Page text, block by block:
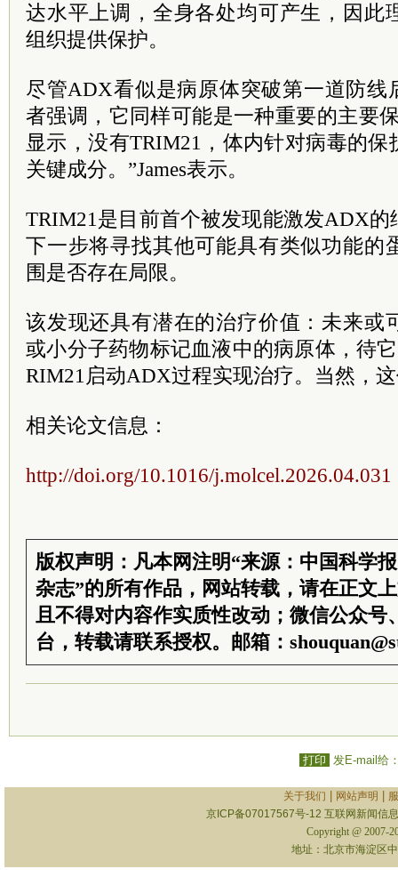
达水平上调，全身各处均可产生，因此
组织提供保护。
尽管ADX看似是病原体突破第一道防线
者强调，它同样可能是一种重要的主要
显示，没有TRIM21，体内针对病毒的
关键成分。”James表示。
TRIM21是目前首个被发现能激发ADX
下一步将寻找其他可能具有类似功能的
围是否存在局限。
该发现还具有潜在的治疗价值：未来或
或小分子药物标记血液中的病原体，待
RIM21启动ADX过程实现治疗。当然，
相关论文信息：
http://doi.org/10.1016/j.molcel.2026.04.031
版权声明：凡本网注明“来源：中国科学
杂志”的所有作品，网站转载，请在正文
且不得对内容作实质性改动；微信公众号
台，转载请联系授权。邮箱：
打印 发E-mail给
关于我们 网站声明
京ICP备07017567号-12 互联网新闻信
Copyright @ 2007-
地址：北京市海淀区